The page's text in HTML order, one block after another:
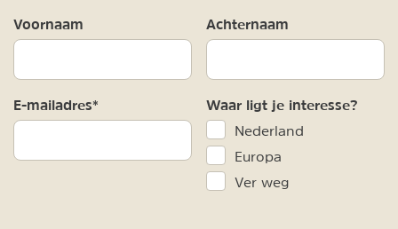
Voornaam Achternaam
E-mailadres* Waar ligt je interesse?
Nederland
Europa
Ver weg